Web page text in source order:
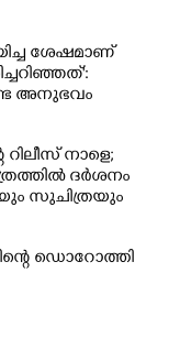
ശേഷമാണ്
അനുഭവം
റിലീസ് നാളെ;
ദർശനം
സുചിത്രയും
ഡൊറോത്തി